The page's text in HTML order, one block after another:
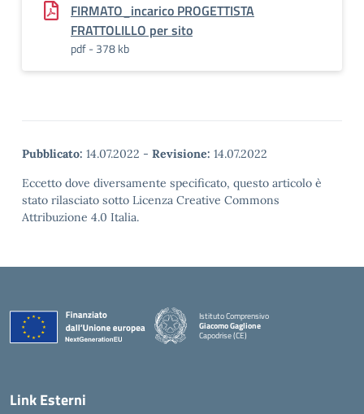
FIRMATO_incarico PROGETTISTA
FRATTOLILLO per sito
pdf - 378 kb
Pubblicato: 14.07.2022 - Revisione: 14.07.2022
Eccetto dove diversamente specificato, questo articolo è
stato rilasciato sotto Licenza Creative Commons
Attribuzione 4.0 Italia.
Istituto Comprensivo
Giacomo Gaglione
Capodrise (CE)
— Visita la pagina iniziale della scuola
Link Esterni